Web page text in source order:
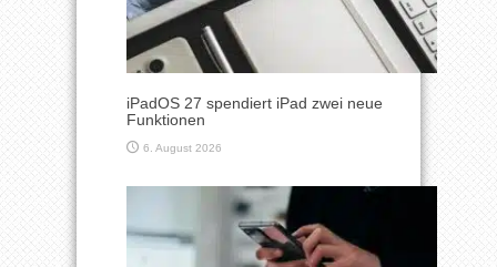
iPadOS 27 spendiert iPad zwei neue
Funktionen
6. August 2026